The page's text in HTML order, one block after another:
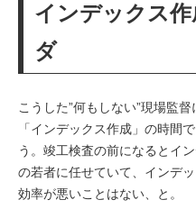
インデックス
ダ
こうした”何もしない”現場監
「インデックス作成」の時間
う。竣工検査の前になるとイ
の若者に任せていて、インデ
効率が悪いことはない、と。